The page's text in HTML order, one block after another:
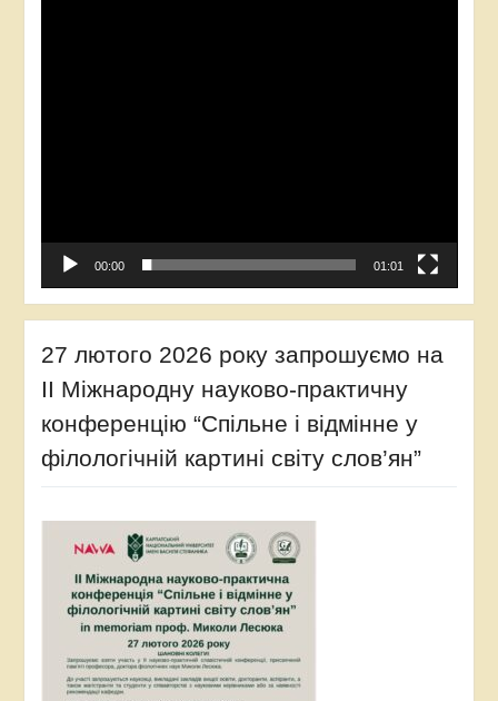
00:00 01:01
27 лютого 2026 року запрошуємо на
ІІ Міжнародну науково-практичну
конференцію “Спільне і відмінне у
філологічній картині світу слов’ян”